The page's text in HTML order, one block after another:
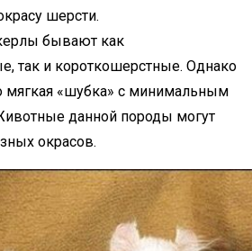
шерсти.
бывают как
так и короткошерстные. Однако
мягкая «шубка» с минимальным
данной породы могут
окрасов.